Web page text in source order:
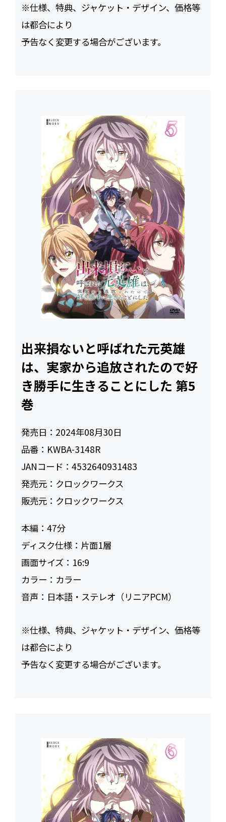
※仕様、特典、ジャケット・デザイン、価格等
は都合により
予告なく変更する場合がございます。
出来損ないと呼ばれた元英雄
は、実家から追放されたので好
き勝手に生きることにした 第5
巻
発売日： 2024年08月30日
品番： KWBA-3148R
JANコード：4532640931483
発売元： クロックワークス
販売元： クロックワークス
本編：47
ディスク仕様： 片面1層
画面サイズ： 16:9
カラー： カラー
音声： 日本語・ステレオ（リニアPCM）
※仕様、特典、ジャケット・デザイン、価格等
は都合により
予告なく変更する場合がございます。